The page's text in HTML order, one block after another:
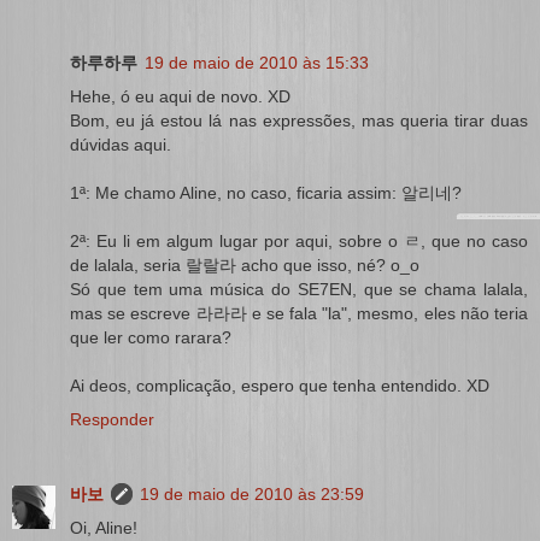
하루하루 19 de maio de 2010 às 15:33
Hehe, ó eu aqui de novo. XD
Bom, eu já estou lá nas expressões, mas queria tirar duas
dúvidas aqui.
1ª: Me chamo Aline, no caso, ficaria assim: 알리네?
2ª: Eu li em algum lugar por aqui, sobre o ㄹ, que no caso
de lalala, seria 랄랄라 acho que isso, né? o_o
Só que tem uma música do SE7EN, que se chama lalala,
mas se escreve 라라라 e se fala "la", mesmo, eles não teria
que ler como rarara?
Ai deos, complicação, espero que tenha entendido. XD
Responder
바보
19 de maio de 2010 às 23:59
Oi, Aline!